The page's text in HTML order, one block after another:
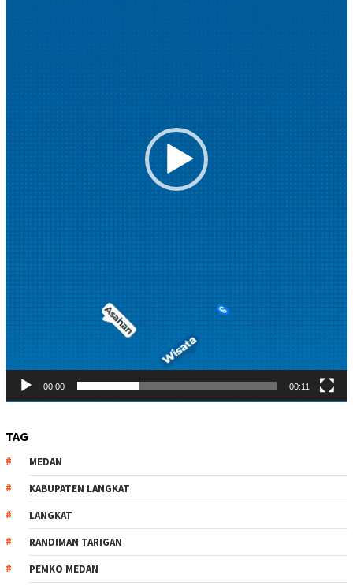
00:00 00:11
TAG
MEDAN
KABUPATEN LANGKAT
LANGKAT
RANDIMAN TARIGAN
PEMKO MEDAN